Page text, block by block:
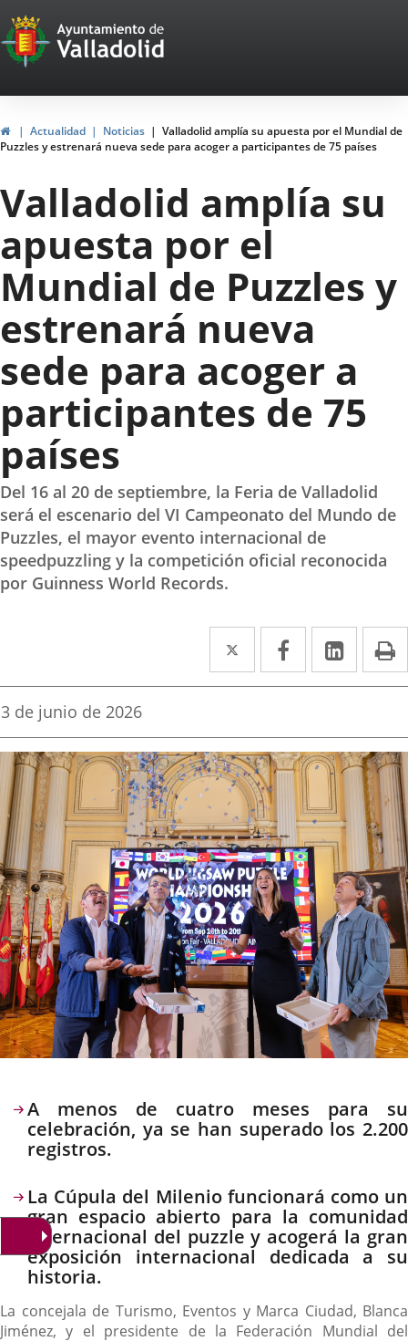
Portal
Web
del
Ayuntamiento
de
Valladolid
InicioActualidad Noticias
Valladolid amplía su apuesta por el Mundial de
Puzzles y estrenará nueva sede para acoger a participantes de 75 países
Valladolid amplía su
apuesta por el
Mundial de Puzzles y
estrenará nueva
sede para acoger a
participantes de 75
países
Del 16 al 20 de septiembre, la Feria de Valladolid
será el escenario del VI Campeonato del Mundo de
Puzzles, el mayor evento internacional de
speedpuzzling y la competición oficial reconocida
por Guinness World Records.
Twitter
Enlace
a
aplicación
externa.
Facebook
Enlace
a
aplicación
externa.
Enlace
a
Fecha
la
noticia
3 de junio de 2026
Descripción
A menos de cuatro meses para su
celebración, ya se han superado los 2.200
registros.
La Cúpula del Milenio funcionará como un
gran espacio abierto para la comunidad
internacional del puzzle y acogerá la gran
exposición internacional dedicada a su
historia.
La concejala de Turismo, Eventos y Marca Ciudad, Blanca
Jiménez, y el presidente de la Federación Mundial del